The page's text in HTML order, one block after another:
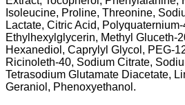
Isoleucine, Proline, Threonine,
Lactate, Citric Acid,
Ethylhexylglycerin, Methyl Gluceth-
Hexanediol, Caprylyl Glycol, PEG-
Ricinoleth-40, Sodium Citrate,
Tetrasodium Glutamate Diacetate,
Geraniol, Phenoxyethanol.